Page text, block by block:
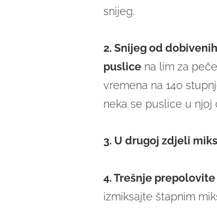
snijeg.
2. Snijeg od
puslicena lim za
vremena na 140
neka se puslice u njoj
3. U drugoj zdjeli
4. Trešnje
izmiksajte štapnim